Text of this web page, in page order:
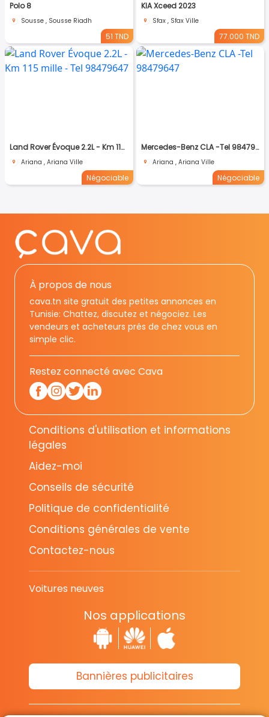
Polo 8
Sousse , Sousse Riadh
51 TND
KIA Xceed 2023
Sfax , Sfax Ville
77.000 TND
Land Rover Évoque 2.2L - Km 115 mille - Tel 98479647
Ariana , Ariana Ville
Négociable
Mercedes-Benz CLA -Tel 98479647
Ariana , Ariana Ville
Négociable
À propos de nous
cava.tn site gratuit des petites annonces en
Tunisie: Chattez, discutez et négociez. Les
vendeurs et acheteurs prés de chez vous en
simple clic.
Restez connecté avec Cava
Conditions d'utilisation et informations
légales
Aidez-moi
Conseils de sécurité
Politique de confidentialité
Conditions générales de vente
Contactez-nous
Voitures neuves
Nos applications
Bannières publicitaires